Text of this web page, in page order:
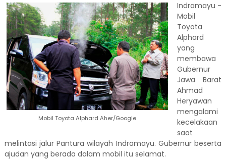
Mobil Toyota Alphard Aher/Google
Indramayu -
Mobil
Toyota
Alphard
yang
membawa
Gubernur
Jawa Barat
Ahmad
Heryawan
mengalami
kecelakaan
saat
melintasi jalur Pantura wilayah Indramayu. Gubernur beserta
ajudan yang berada dalam mobil itu selamat.